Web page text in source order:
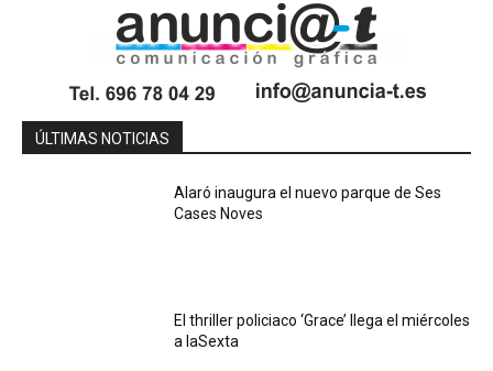
ÚLTIMAS NOTICIAS
Alaró inaugura el nuevo parque de Ses
Cases Noves
El thriller policiaco ‘Grace’ llega el miércoles
a laSexta